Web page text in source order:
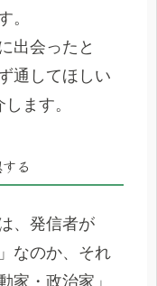
。
出会ったと
通してほしい
ます。
る
、発信者が
なのか、それ
家・政治家」